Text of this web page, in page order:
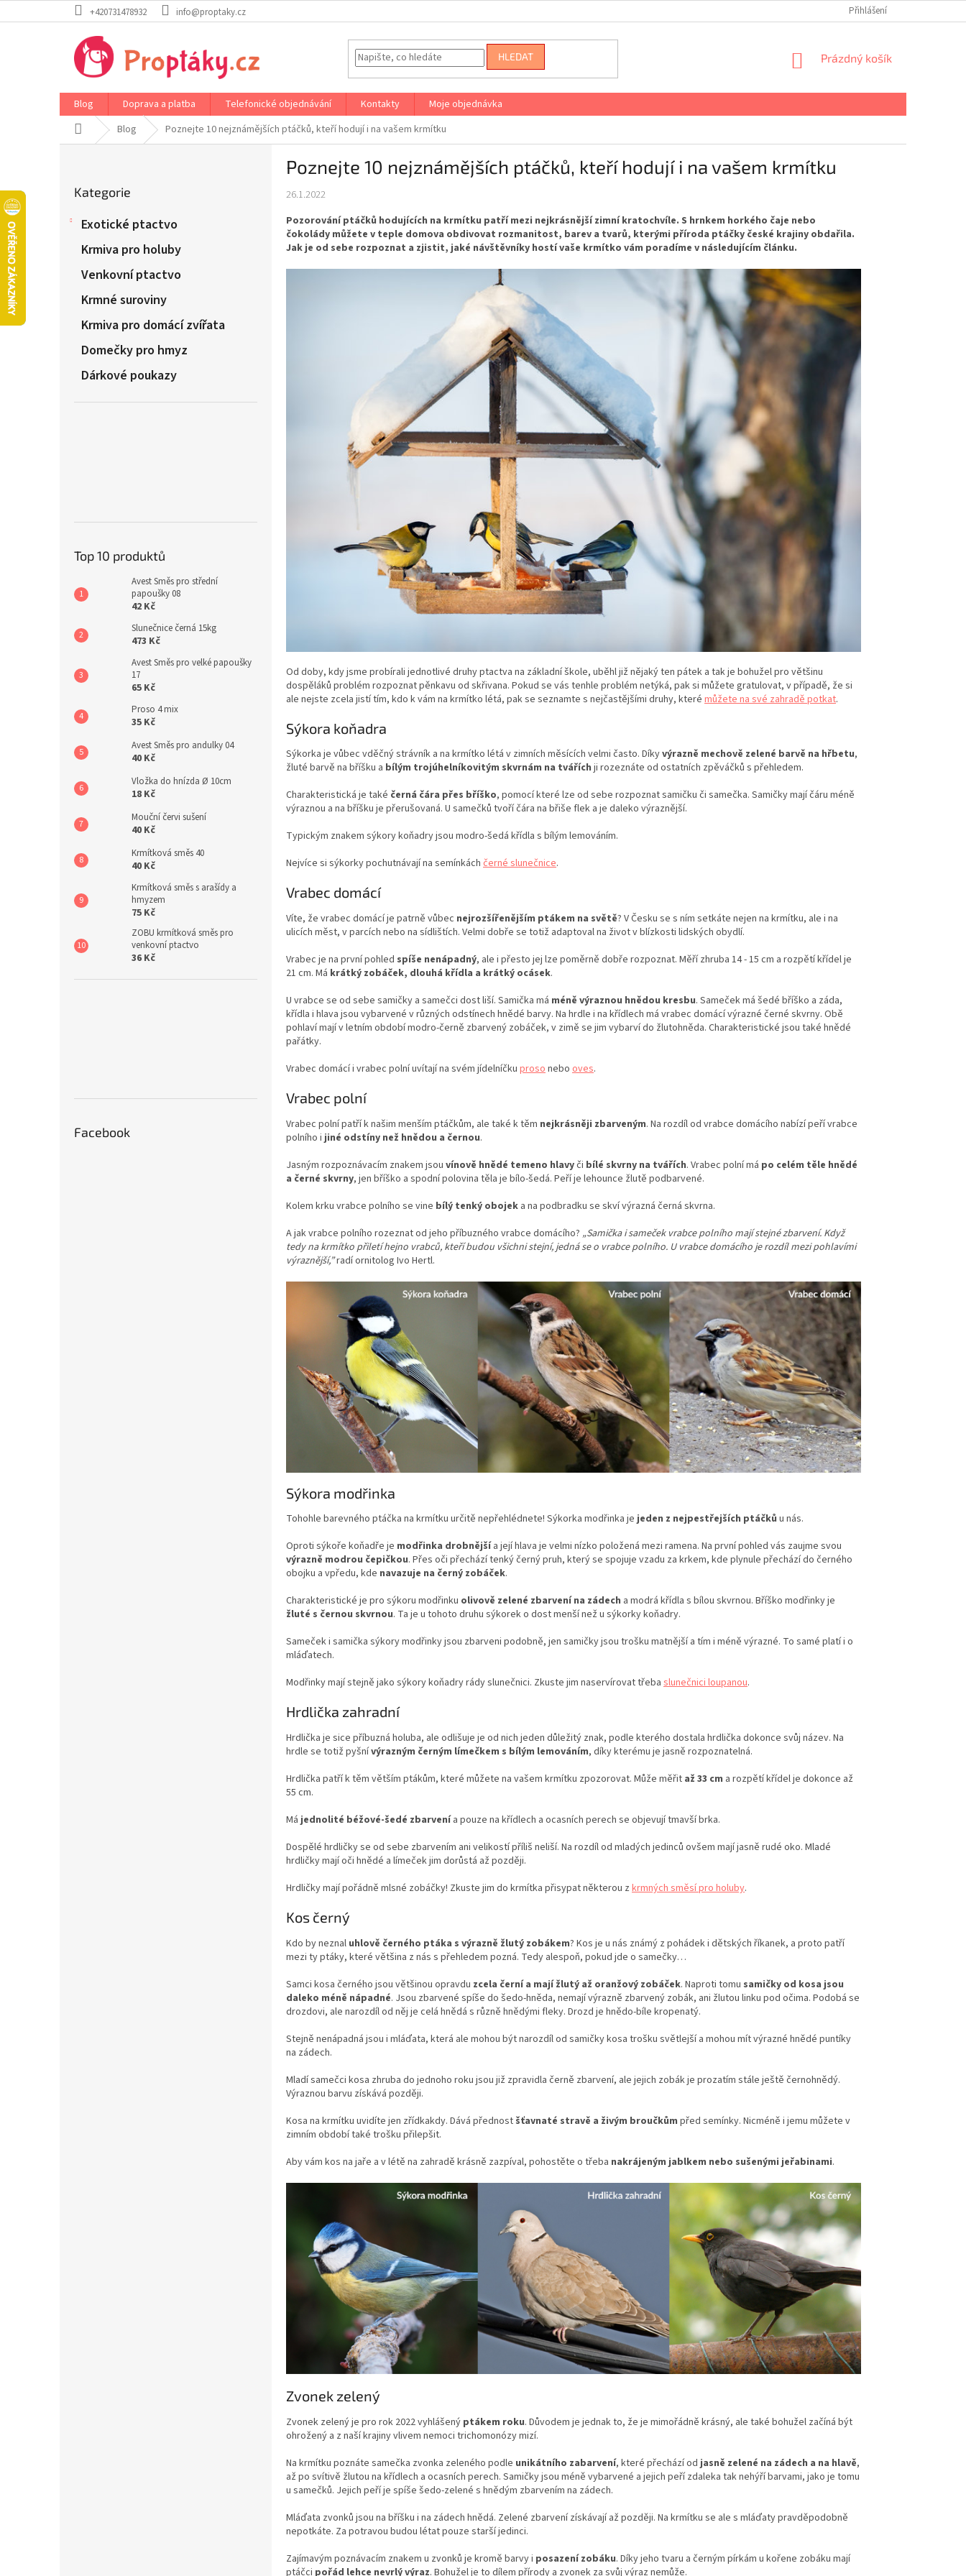
na
+420731478932 info@proptaky.cz Přihlášení
HLEDAT
NÁKUPNÍ
Prázdný košík
Blog Doprava a platba Telefonické objednávání Kontakty
Moje objednávka
Domů Blog Poznejte 10 nejznámějších ptáčků, kteří hodují i na vašem krmítku
kategorie
Kategorie
Exotické ptactvo
Krmiva pro holuby
Venkovní ptactvo
Krmné suroviny
Krmiva pro domácí zvířata
Domečky pro hmyz
Dárkové poukazy
Top 10 produktů
Avest Směs pro střední
papoušky 08
42 Kč
Slunečnice černá 15kg
473 Kč
Avest Směs pro velké papoušky
17
65 Kč
Proso 4 mix
35 Kč
Avest Směs pro andulky 04
40 Kč
Vložka do hnízda Ø 10cm
18 Kč
Mouční červi sušení
40 Kč
Krmítková směs 40
40 Kč
Krmítková směs s arašídy a
hmyzem
75 Kč
ZOBU krmítková směs pro
venkovní ptactvo
36 Kč
Facebook
Poznejte 10 nejznámějších ptáčků, kteří hodují i na vašem krmítku
26.1.2022
Pozorování ptáčků hodujících na krmítku patří mezi nejkrásnější zimní kratochvíle. S hrnkem horkého čaje nebo
čokolády můžete v teple domova obdivovat rozmanitost, barev a tvarů, kterými příroda ptáčky české krajiny obdařila.
Jak je od sebe rozpoznat a zjistit, jaké návštěvníky hostí vaše krmítko vám poradíme v následujícím článku.
Od doby, kdy jsme probírali jednotlivé druhy ptactva na základní škole, uběhl již nějaký ten pátek a tak je bohužel pro většinu
dospěláků problém rozpoznat pěnkavu od skřivana. Pokud se vás tenhle problém netýká, pak si můžete gratulovat, v případě, že si
ale nejste zcela jistí tím, kdo k vám na krmítko létá, pak se seznamte s nejčastějšími druhy, které můžete na své zahradě potkat.
Sýkora koňadra
Sýkorka je vůbec vděčný strávník a na krmítko létá v zimních měsících velmi často. Díkyvýrazně mechově zelené barvě na hřbetu,
žluté barvě na bříšku a bílým trojúhelníkovitým skvrnám na tvářích ji rozeznáte od ostatních zpěváčků s přehledem.
Charakteristická je také černá čára přes bříško, pomocí které lze od sebe rozpoznat samičku či samečka. Samičky mají čáru méně
výraznou a na bříšku je přerušovaná. U samečků tvoří čára na břiše flek a je daleko výraznější.
Typickým znakem sýkory koňadry jsou modro-šedá křídla s bílým lemováním.
Nejvíce si sýkorky pochutnávají na semínkách černé slunečnice.
Vrabec domácí
Víte, že vrabec domácí je patrně vůbec nejrozšířenějším ptákem na světě? V Česku se s ním setkáte nejen na krmítku, ale i na
ulicích měst, v parcích nebo na sídlištích. Velmi dobře se totiž adaptoval na život v blízkosti lidských obydlí.
Vrabec je na první pohled spíše nenápadný, ale i přesto jej lze poměrně dobře rozpoznat. Měří zhruba 14 - 15 cm a rozpětí křídel je
21 cm. Má krátký zobáček, dlouhá křídla a krátký ocásek.
U vrabce se od sebe samičky a samečci dost liší. Samička má méně výraznou hnědou kresbu. Sameček má šedé bříško a záda,
křídla i hlava jsou vybarvené v různých odstínech hnědé barvy. Na hrdle i na křídlech má vrabec domácí výrazné černé skvrny. Obě
pohlaví mají v letním období modro-černě zbarvený zobáček, v zimě se jim vybarví do žlutohněda. Charakteristické jsou také hnědé
pařátky.
Vrabec domácí i vrabec polní uvítají na svém jídelníčku prosonebo oves.
Vrabec polní
Vrabec polní patří k našim menším ptáčkům, ale také k těm nejkrásněji zbarveným. Na rozdíl od vrabce domácího nabízí peří vrabce
polního i jiné odstíny než hnědou a černou.
Jasným rozpoznávacím znakem jsou vínově hnědé temeno hlavyči bílé skvrny na tvářích. Vrabec polní má po celém těle hnědé
a černé skvrny, jen bříško a spodní polovina těla je bílo-šedá. Peří je lehounce žlutě podbarvené.
Kolem krku vrabce polního se vine bílý tenký obojek a na podbradku se skví výrazná černá skvrna.
A jak vrabce polního rozeznat od jeho příbuzného vrabce domácího? „Samička i sameček vrabce polního mají stejné zbarvení. Když
tedy na krmítko přiletí hejno vrabců, kteří budou všichni stejní, jedná se o vrabce polního. U vrabce domácího je rozdíl mezi pohlavími
výraznější,”radí ornitolog Ivo Hertl.
Sýkora modřinka
Tohohle barevného ptáčka na krmítku určitě nepřehlédnete! Sýkorka modřinka jejeden z nejpestřejších ptáčků u nás.
Oproti sýkoře koňadře je modřinka drobnějšía její hlava je velmi nízko položená mezi ramena. Na první pohled vás zaujme svou
výrazně modrou čepičkou. Přes oči přechází tenký černý pruh, který se spojuje vzadu za krkem, kde plynule přechází do černého
obojku a vpředu, kde navazuje na černý zobáček.
Charakteristické je pro sýkoru modřinku olivově zelené zbarvení na zádech a modrá křídla s bílou skvrnou. Bříško modřinky je
žluté s černou skvrnou. Ta je u tohoto druhu sýkorek o dost menší než u sýkorky koňadry.
Sameček i samička sýkory modřinky jsou zbarveni podobně, jen samičky jsou trošku matnější a tím i méně výrazné. To samé platí i o
mláďatech.
Modřinky mají stejně jako sýkory koňadry rády slunečnici. Zkuste jim naservírovat třeba slunečnici loupanou.
Hrdlička zahradní
Hrdlička je sice příbuzná holuba, ale odlišuje je od nich jeden důležitý znak, podle kterého dostala hrdlička dokonce svůj název. Na
hrdle se totiž pyšnívýrazným černým límečkem s bílým lemováním, díky kterému je jasně rozpoznatelná.
Hrdlička patří k těm větším ptákům, které můžete na vašem krmítku zpozorovat. Může měřit až 33 cm a rozpětí křídel je dokonce až
55 cm.
Májednolité béžové-šedé zbarvenía pouze na křídlech a ocasních perech se objevují tmavší brka.
Dospělé hrdličky se od sebe zbarvením ani velikostí příliš neliší. Na rozdíl od mladých jedinců ovšem mají jasně rudé oko. Mladé
hrdličky mají oči hnědé a límeček jim dorůstá až později.
Hrdličky mají pořádně mlsné zobáčky! Zkuste jim do krmítka přisypat některou z krmných směsí pro holuby.
Kos černý
Kdo by neznal uhlově černého ptáka s výrazně žlutý zobákem? Kos je u nás známý z pohádek i dětských říkanek, a proto patří
mezi ty ptáky, které většina z nás s přehledem pozná. Tedy alespoň, pokud jde o samečky…
Samci kosa černého jsou většinou opravdu zcela černí a mají žlutý až oranžový zobáček. Naproti tomu samičky od kosa jsou
daleko méně nápadné. Jsou zbarvené spíše do šedo-hněda, nemají výrazně zbarvený zobák, ani žlutou linku pod očima. Podobá se
drozdovi, ale narozdíl od něj je celá hnědá s různě hnědými fleky. Drozd je hnědo-bíle kropenatý.
Stejně nenápadná jsou i mláďata, která ale mohou být narozdíl od samičky kosa trošku světlejší a mohou mít výrazné hnědé puntíky
na zádech.
Mladí samečci kosa zhruba do jednoho roku jsou již zpravidla černě zbarvení, ale jejich zobák je prozatím stále ještě černohnědý.
Výraznou barvu získává později.
Kosa na krmítku uvidíte jen zřídkakdy. Dává přednost šťavnaté stravě a živým broučkům před semínky. Nicméně i jemu můžete v
zimním období také trošku přilepšit.
Aby vám kos na jaře a v létě na zahradě krásně zazpíval, pohostěte o třeba nakrájeným jablkem nebo sušenými jeřabinami.
Zvonek zelený
Zvonek zelený je pro rok 2022 vyhlášený ptákem roku. Důvodem je jednak to, že je mimořádně krásný, ale také bohužel začíná být
ohrožený a z naší krajiny vlivem nemoci trichomonózy mizí.
Na krmítku poznáte samečka zvonka zeleného podle unikátního zabarvení, které přechází od jasně zelené na zádech a na hlavě,
až po svítivě žlutou na křídlech a ocasních perech. Samičky jsou méně vybarvené a jejich peří zdaleka tak nehýří barvami, jako je tomu
u samečků. Jejich peří je spíše šedo-zelené s hnědým zbarvením na zádech.
Mláďata zvonků jsou na bříšku i na zádech hnědá. Zelené zbarvení získávají až později. Na krmítku se ale s mláďaty pravděpodobně
nepotkáte. Za potravou budou létat pouze starší jedinci.
Zajímavým poznávacím znakem u zvonků je kromě barvy i posazení zobáku. Díky jeho tvaru a černým pírkám u kořene zobáku mají
ptáčci pořád lehce nevrlý výraz. Bohužel je to dílem přírody a zvonek za svůj výraz nemůže.